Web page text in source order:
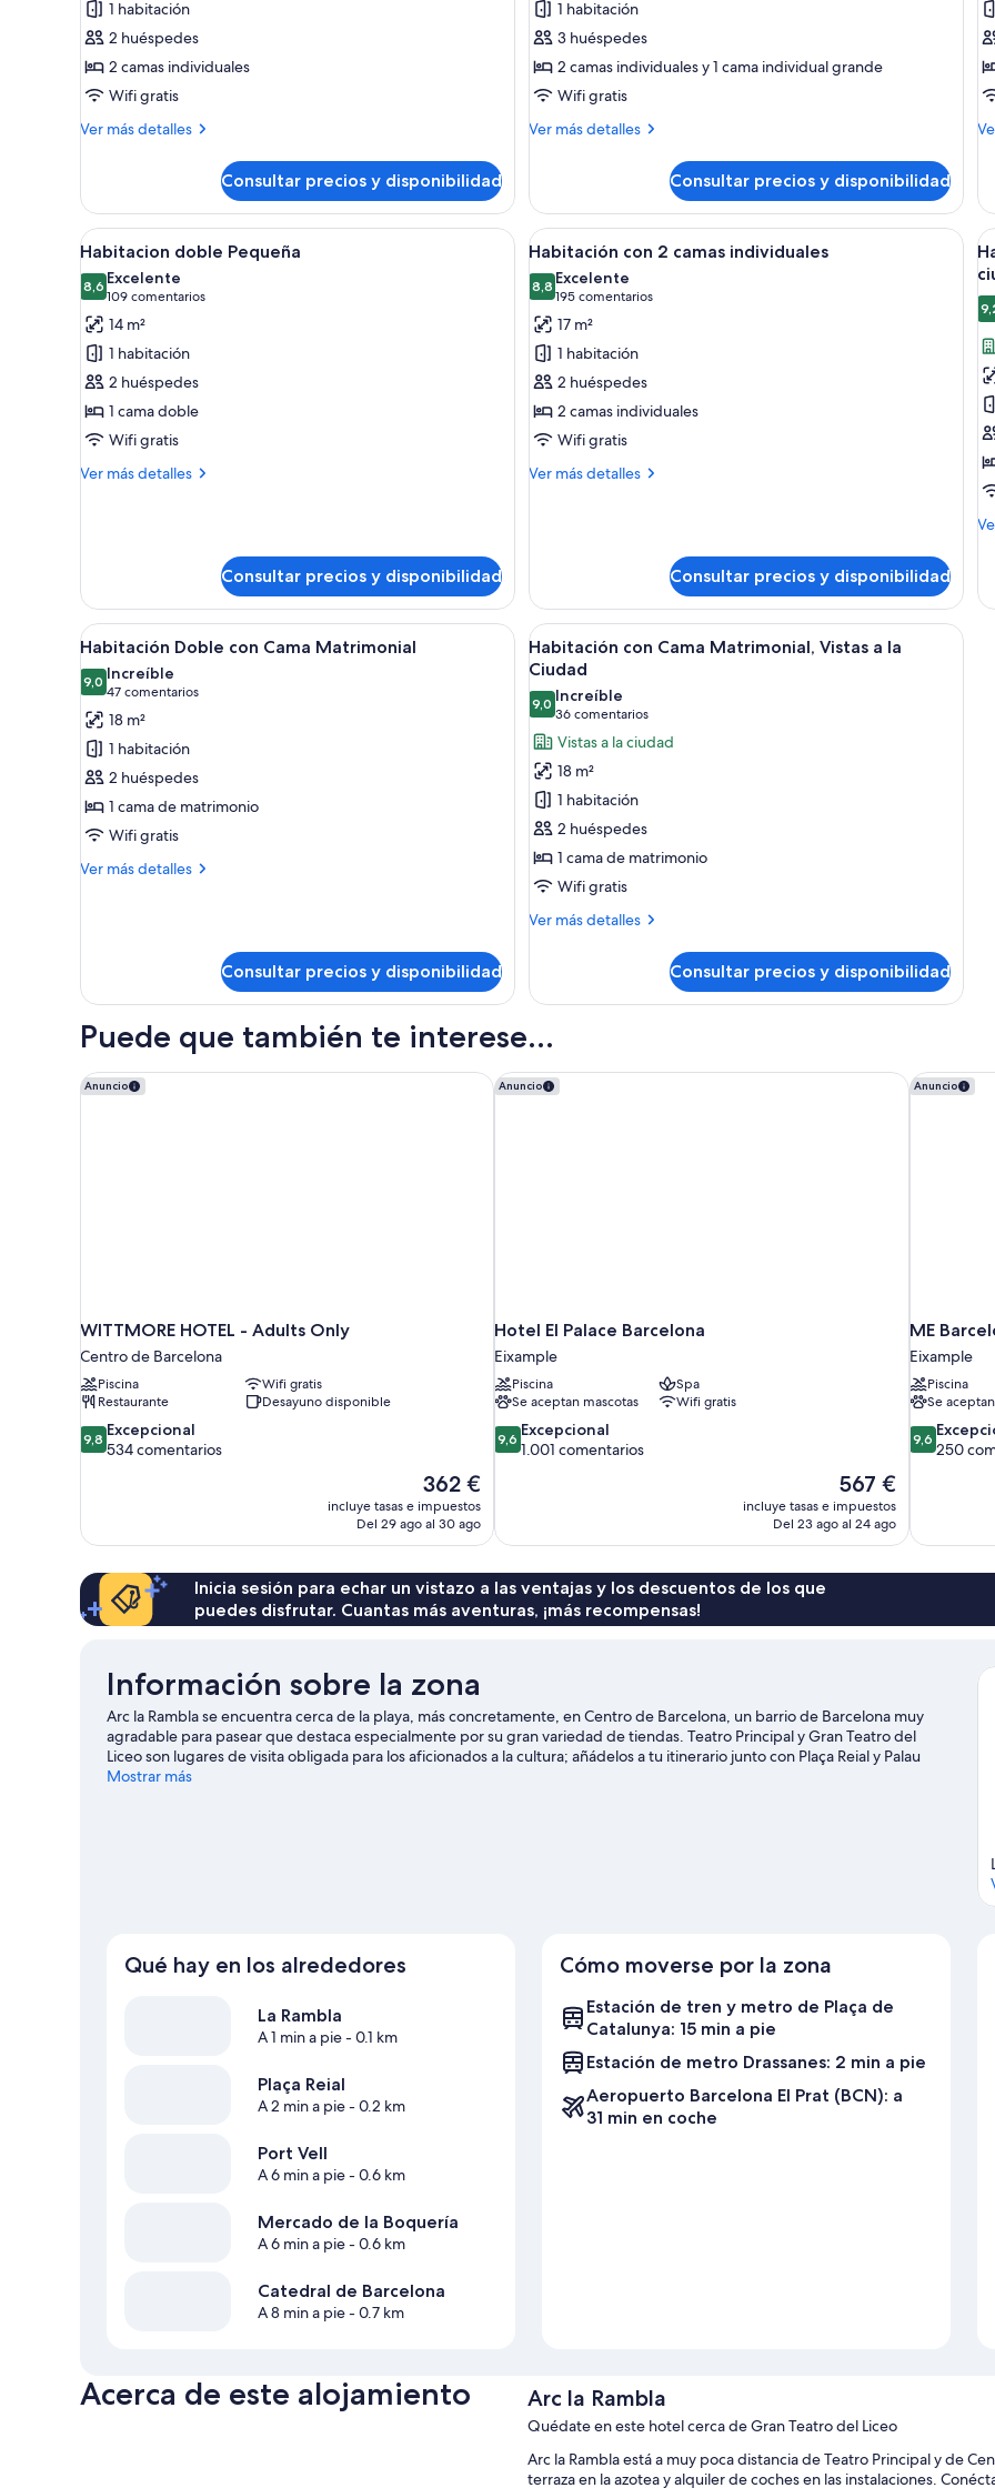
Junior
Suite
1 habitación
2 huéspedes
2 camas individuales
Wifi gratis
Ver más detalles
Más
Suite
Consultar precios y disponibilidad
Habitación
triple
1 habitación
3 huéspedes
2 camas individuales y 1 cama individual grande
Wifi gratis
Ver más detalles
Más
triple
Consultar precios y disponibilidad
2
con
Abrir
todas
las
fotos
de
Habitacion
doble
Pequeña
Habitación de hotel con cama, escritorio, silla, televisor y un cuadro en la pared.
6
Habitacion doble Pequeña
8,68,6 de 10
Excelente
109 comentarios
(109 comentarios)
14 m²
1 habitación
2 huéspedes
1 cama doble
Wifi gratis
Ver más detalles
Más
Consultar precios y disponibilidad
Abrir
todas
las
fotos
de
Habitación
con
2
camas
individuales
Habitación de hotel con una cama
5
Habitación con 2 camas individuales
8,88,8 de 10
Excelente
195 comentarios
(195 comentarios)
17 m²
1 habitación
2 huéspedes
2 camas individuales
Wifi gratis
Ver más detalles
Más
camas
individuales
Consultar precios y disponibilidad
2
a
con
Abrir
todas
las
fotos
de
Habitación
Doble
con
Cama
Matrimonial
Habitación de hotel con una cama grande, dos lámparas de noche, una mesita de noche y un cabecero de
6
Habitación Doble con Cama Matrimonial
9,09,0 de 10
Increíble
47 comentarios
(47 comentarios)
18 m²
1 habitación
2 huéspedes
1 cama de matrimonio
Wifi gratis
Ver más detalles
Más
Cama
Matrimonial
Consultar precios y disponibilidad
Abrir
todas
las
fotos
de
Habitación
con
Cama
Matrimonial,
Vistas
a
la
Habitación de hotel con cama,
8
Habitación con Cama Matrimonial, Vistas a la
Ciudad
9,09,0 de 10
Increíble
36 comentarios
(36 comentarios)
Vistas a la ciudad
18 m²
1 habitación
2 huéspedes
1 cama de matrimonio
Wifi gratis
Ver más detalles
Más
con
Matrimonial,
a
la
Consultar precios y disponibilidad
Puede que también te interese...
Anuncio
WITTMORE HOTEL - Adults Only
Centro de Barcelona
Piscina
Wifi gratis
Restaurante
Desayuno disponible
9.8
sobre
9,8 Excepcional
534 comentarios
El
precio
actual
362 €
362 €
incluye tasas e impuestos
Del 29 ago al 30 ago
WITTMORE HOTEL - Adults Only Anuncio
Hotel El Palace Barcelona
Eixample
Piscina
Spa
Se aceptan mascotas
Wifi gratis
9.6
sobre
9,6 Excepcional
1.001 comentarios
El
precio
actual
567 €
567 €
incluye tasas e impuestos
Del 23 ago al 24 ago
Hotel El Palace Barcelona Anuncio
ME
Eixample
Piscina
Se
9.6
sobre
9,6
250
ME
Inicia sesión para echar un vistazo a las ventajas y los descuentos de los que
puedes disfrutar. Cuantas más aventuras, ¡más recompensas!
Información sobre la zona
Arc la Rambla se encuentra cerca de la playa, más concretamente, en Centro de Barcelona, un barrio de Barcelona muy
agradable para pasear que destaca especialmente por su gran variedad de tiendas. Teatro Principal y Gran Teatro del
Liceo son lugares de visita obligada para los aficionados a la cultura; añádelos a tu itinerario junto con Plaça Reial y Palau
Güell. También merece la pena acercarse a Mercado de la Boquería y Centro de Arte Santa Mónica. Los huéspedes
Mostrar más
Qué hay en los alrededores
La Rambla
A 1 min a pie- 0.1 km
Plaça Reial
A 2 min a pie- 0.2 km
Port Vell
A 6 min a pie- 0.6 km
Mercado de la Boquería
A 6 min a pie- 0.6 km
Catedral de Barcelona
A 8 min a pie- 0.7 km
Cómo moverse por la zona
Estación de tren y metro de Plaça de
Catalunya: 15 min a pie
Estación de metro Drassanes: 2 min a pie
Aeropuerto Barcelona El Prat (BCN): a
31 min en coche
Acerca de este alojamiento Arc la Rambla
Quédate en este hotel cerca de Gran Teatro del Liceo
Arc la Rambla está a muy poca distancia de Teatro Principal y de
terraza en la azotea y alquiler de coches en las instalaciones.